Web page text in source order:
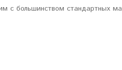
с большинством стандартных